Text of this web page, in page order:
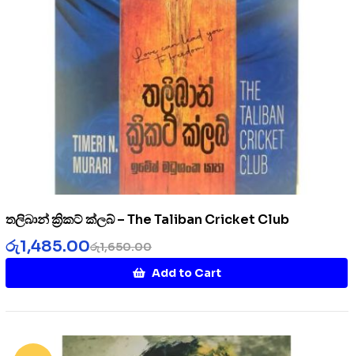
තලිබාන් ක්‍රිකට් ක්ලබ් – The Taliban Cricket Club
රු1,650.00
රු1,485.00
Add to Cart